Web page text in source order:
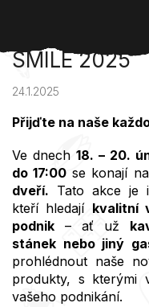
DNY
SMILE 2025
24.1.2025
Přijďte na naše
Ve dnech18. –⁠⁠⁠⁠⁠⁠ 20.
do 17:00 se konají
dveří. Tato akce je
kteří hledají kvalitní
podnik – ať už
stánek nebo jiný
prohlédnout naše
produkty, s kterými
vašeho podnikání.